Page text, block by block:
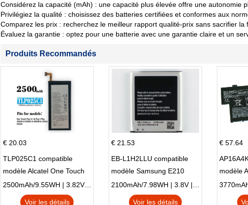
Considérez la capacité (mAh) : une capacité plus élevée offre une autonomie
Privilégiez la qualité : choisissez des batteries certifiées et conformes aux
Comparez les prix : recherchez le meilleur rapport qualité-prix sans sacrifier la
Évaluez la garantie : optez pour une batterie avec une garantie claire et un
Produits Recommandés
€ 20.03
TLP025C1 compatible
modèle Alcatel One Touch
Pop 4 Plus OT-5056D
2500mAh/9.55WH | 3.82V | Li-ion ...
Voir les détails
€ 21.53
EB-L1H2LLU compatible
modèle Samsung E210
E210K i939
Voir les détails
€ 57.64
modèle
AO1-